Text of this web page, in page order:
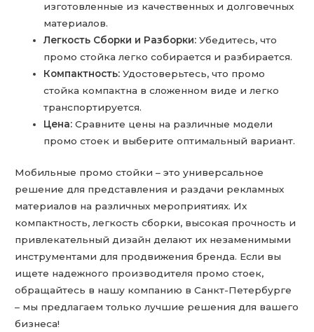
изготовленные из качественных и долговечных
материалов.
Легкость Сборки и Разборки: Убедитесь, что
промо стойка легко собирается и разбирается.
Компактность: Удостоверьтесь, что промо
стойка компактна в сложенном виде и легко
транспортируется.
Цена: Сравните цены на различные модели
промо стоек и выберите оптимальный вариант.
Мобильные промо стойки – это универсальное
решение для представления и раздачи рекламных
материалов на различных мероприятиях. Их
компактность, легкость сборки, высокая прочность и
привлекательный дизайн делают их незаменимыми
инструментами для продвижения бренда. Если вы
ищете надежного производителя промо стоек,
обращайтесь в нашу компанию в Санкт-Петербурге
– мы предлагаем только лучшие решения для вашего
бизнеса!